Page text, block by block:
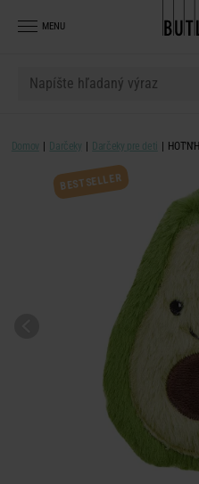
MENU
Domov Darčeky Darčeky pre deti
BESTSELLER